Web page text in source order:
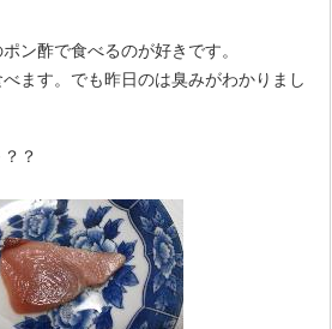
ン酢で食べるのが好きです。
ます。でも昨日のは臭みがわかりまし
？